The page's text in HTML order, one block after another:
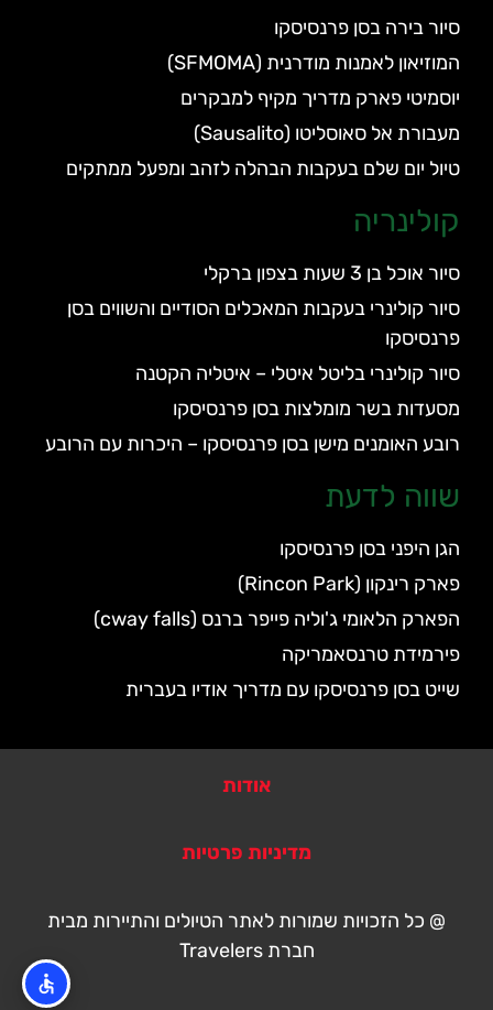
סיור בירה בסן פרנסיסקו
המוזיאון לאמנות מודרנית (SFMOMA)
יוסמיטי פארק מדריך מקיף למבקרים
מעבורת אל סאוסליטו (Sausalito)
טיול יום שלם בעקבות הבהלה לזהב ומפעל ממתקים
קולינריה
סיור אוכל בן 3 שעות בצפון ברקלי
סיור קולינרי בעקבות המאכלים הסודיים והשווים בסן
פרנסיסקו
סיור קולינרי בליטל איטלי – איטליה הקטנה
מסעדות בשר מומלצות בסן פרנסיסקו
רובע האומנים מישן בסן פרנסיסקו – היכרות עם הרובע
שווה לדעת
הגן היפני בסן פרנסיסקו
פארק רינקון (Rincon Park)
הפארק הלאומי ג'וליה פייפר ברנס (cway falls)
פירמידת טרנסאמריקה
שייט בסן פרנסיסקו עם מדריך אודיו בעברית
אודות
מדיניות פרטיות
@ כל הזכויות שמורות לאתר הטיולים והתיירות מבית
חברת Travelers